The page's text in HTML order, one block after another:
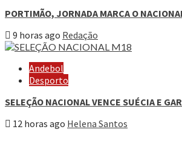
PORTIMÃO, JORNADA MARCA O
9 horas ago Redação
Andebol
Desporto
SELEÇÃO NACIONAL VENCE SUÉCIA E
12 horas ago Helena Santos